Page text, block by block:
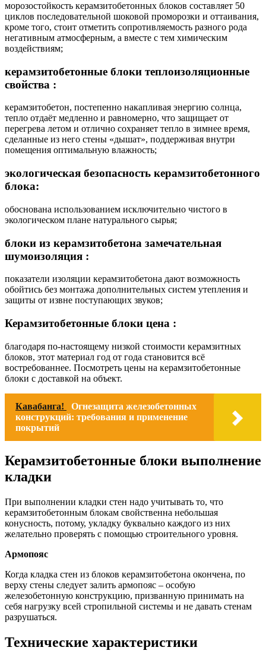
морозостойкость керамзитобетонных блоков составляет 50
циклов последовательной шоковой проморозки и оттаивания,
кроме того, стоит отметить сопротивляемость разного рода
негативным атмосферным, а вместе с тем химическим
воздействиям;
керамзитобетонные блоки теплоизоляционные
свойства :
керамзитобетон, постепенно накапливая энергию солнца,
тепло отдаёт медленно и равномерно, что защищает от
перегрева летом и отлично сохраняет тепло в зимнее время,
сделанные из него стены «дышат», поддерживая внутри
помещения оптимальную влажность;
экологическая безопасность керамзитобетонного
блока:
обоснована использованием исключительно чистого в
экологическом плане натурального сырья;
блоки из керамзитобетона замечательная
шумоизоляция :
показатели изоляции керамзитобетона дают возможность
обойтись без монтажа дополнительных систем утепления и
защиты от извне поступающих звуков;
Керамзитобетонные блоки цена :
благодаря по-настоящему низкой стоимости керамзитных
блоков, этот материал год от года становится всё
востребованнее. Посмотреть цены на керамзитобетонные
блоки с доставкой на объект.
Кавабанга!
Огнезащита железобетонных
конструкций: требования и применение
покрытий
Керамзитобетонные блоки выполнение
кладки
При выполнении кладки стен надо учитывать то, что
керамзитобетонным блокам свойственна небольшая
конусность, потому, укладку буквально каждого из них
желательно проверять с помощью строительного уровня.
Армопояс
Когда кладка стен из блоков керамзитобетона окончена, по
верху стены следует залить армопояс – особую
железобетонную конструкцию, призванную принимать на
себя нагрузку всей стропильной системы и не давать стенам
разрушаться.
Технические характеристики